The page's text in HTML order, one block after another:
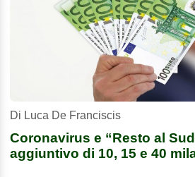
Di Luca De Franciscis
Coronavirus e “Resto al
aggiuntivo di 10, 15 e 40